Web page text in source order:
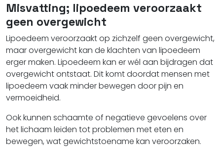
Misvatting; lipoedeem veroorzaakt
geen overgewicht
Lipoedeem veroorzaakt op zichzelf geen overgewicht,
maar overgewicht kan de klachten van lipoedeem
erger maken. Lipoedeem kan er wél aan bijdragen dat
overgewicht ontstaat. Dit komt doordat mensen met
lipoedeem vaak minder bewegen door pijn en
vermoeidheid.
Ook kunnen schaamte of negatieve gevoelens over
het lichaam leiden tot problemen met eten en
bewegen, wat gewichtstoename kan veroorzaken.